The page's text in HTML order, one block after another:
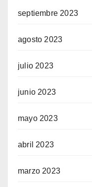
septiembre 2023
agosto 2023
julio 2023
junio 2023
mayo 2023
abril 2023
marzo 2023